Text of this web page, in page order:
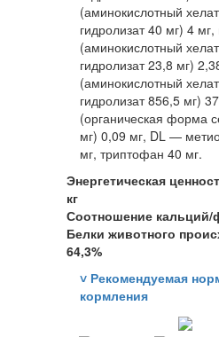
(аминокислотный
гидролизат 40 мг) 4
(аминокислотный
гидролизат 23,8 мг)
(аминокислотный
гидролизат 856,5 мг)
(органическая форма
мг) 0,09 мг, DL —
мг, триптофан 40 мг.
Энергетическая
кг
Соотношение
Белки животного
64,3%
˅ Рекомендуемая
кормления